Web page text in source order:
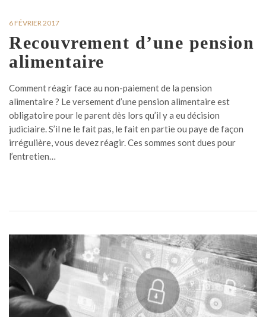
6 FÉVRIER 2017
Recouvrement d’une pension
alimentaire
Comment réagir face au non-paiement de la pension
alimentaire ? Le versement d’une pension alimentaire est
obligatoire pour le parent dès lors qu’il y a eu décision
judiciaire. S’il ne le fait pas, le fait en partie ou paye de façon
irrégulière, vous devez réagir. Ces sommes sont dues pour
l’entretien…